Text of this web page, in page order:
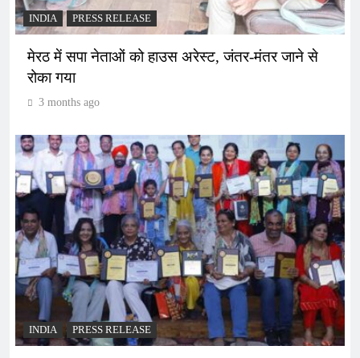
INDIA PRESS RELEASE
मेरठ में सपा नेताओं को हाउस अरेस्ट, जंतर-मंतर जाने से
रोका गया
3 months ago
INDIA PRESS RELEASE